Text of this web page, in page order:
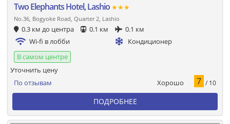
Two Elephants Hotel, Lashio ★★★
No.36, Bogyoke Road, Quarter 2, Lashio
0.3 км до центра 0.1 км
0.1 км
Wi-fi в лобби
Кондиционер
В самом центре
По отзывам Хорошо 7 / 10
Уточнить цену
ПОДРОБНЕЕ